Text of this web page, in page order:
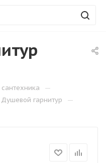
—
Душевой гарнитур —